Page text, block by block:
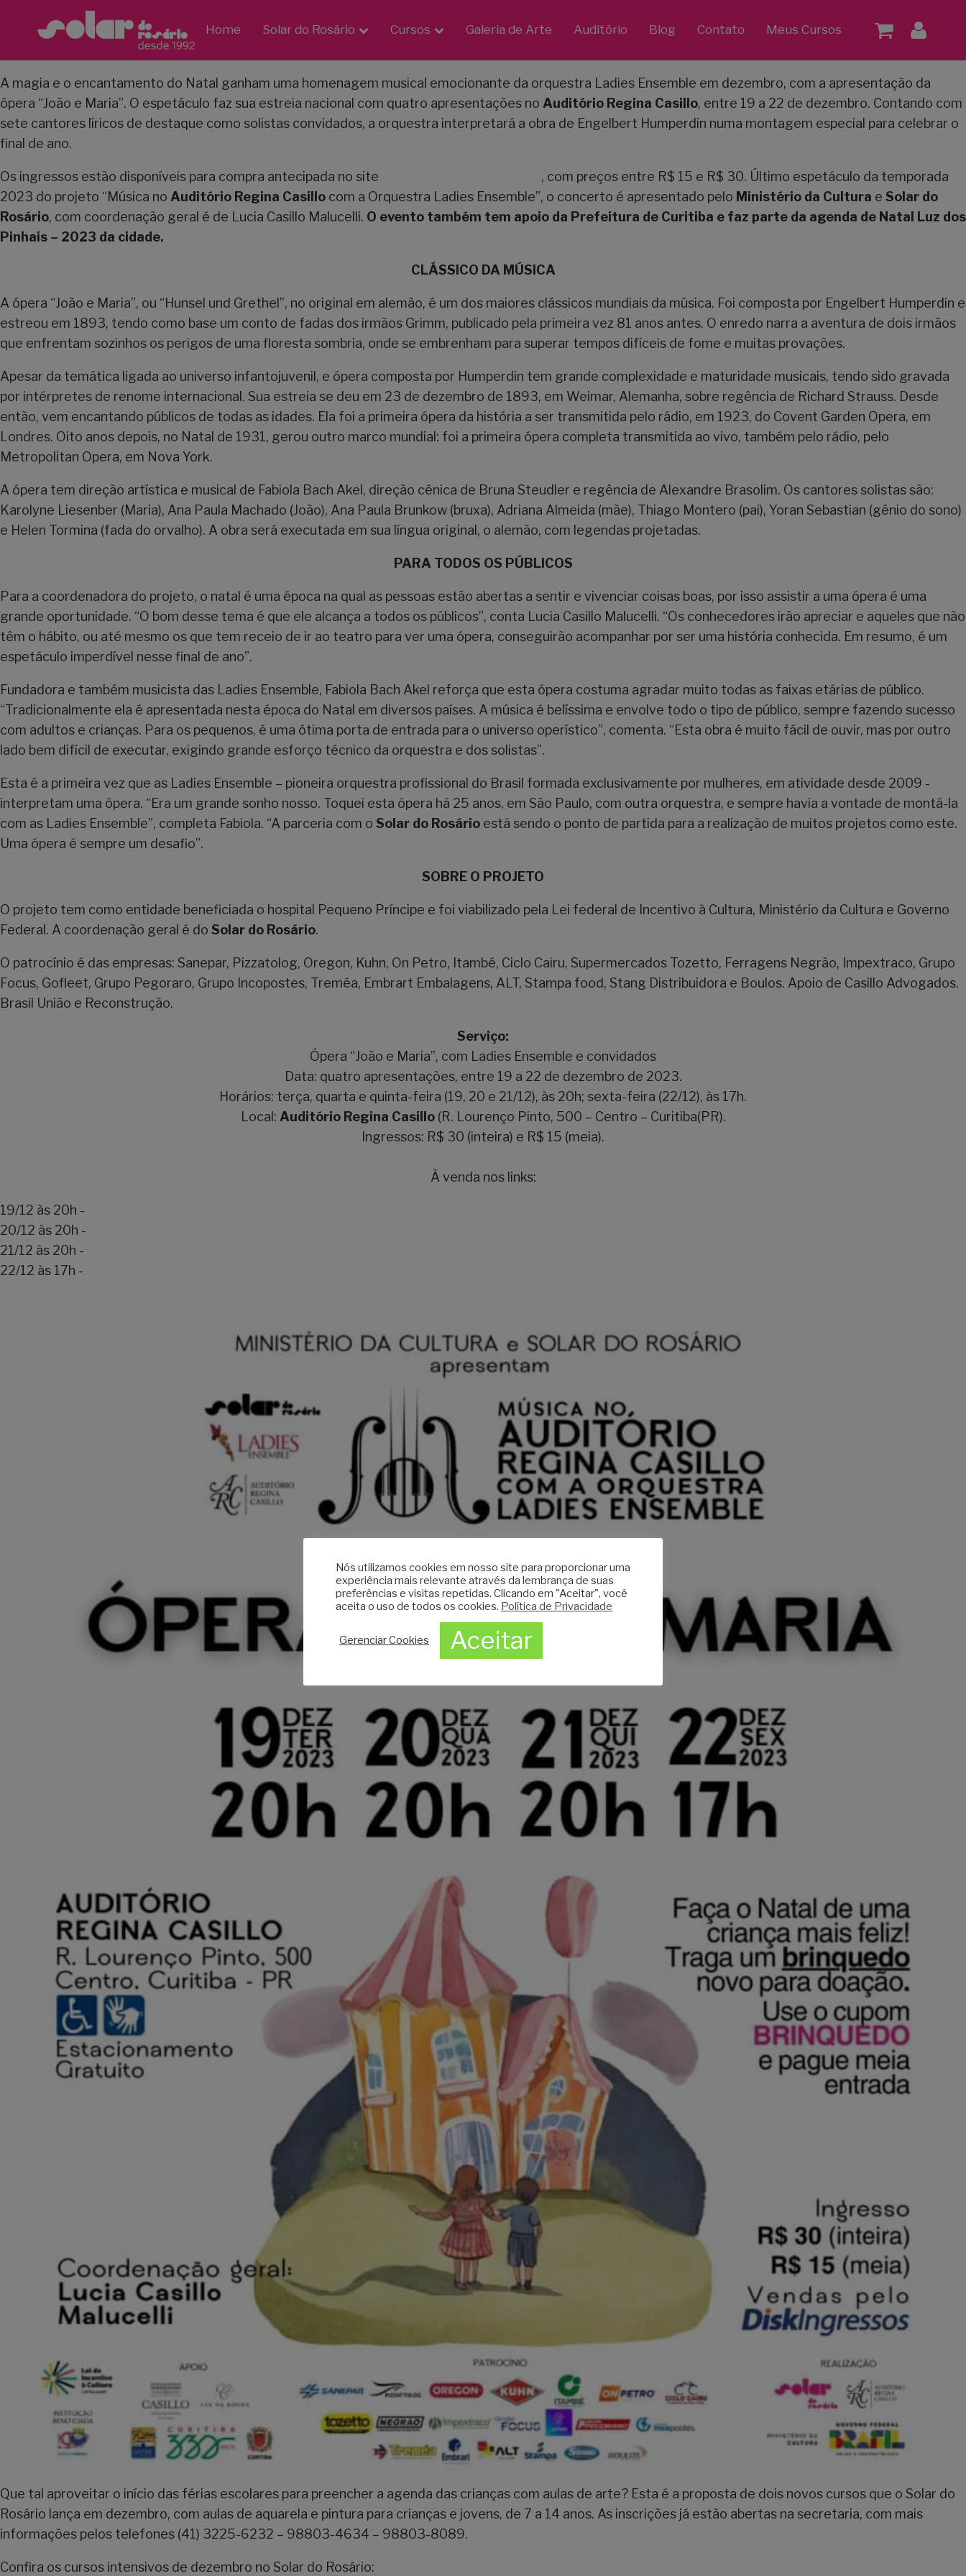
Home Solar do Rosário Cursos Galeria de Arte Auditório Blog Contato Meus Cursos
A magia e o encantamento do Natal ganham uma homenagem musical emocionante da orquestra Ladies Ensemble em dezembro, com a apresentação da
ópera “João e Maria”. O espetáculo faz sua estreia nacional com quatro apresentações no Auditório Regina Casillo, entre 19 a 22 de dezembro. Contando com
sete cantores líricos de destaque como solistas convidados, a orquestra interpretará a obra de Engelbert Humperdin numa montagem especial para celebrar o
final de ano.
Os ingressos estão disponíveis para compra antecipada no site
, com preços entre R$ 15 e R$ 30. Último espetáculo da temporada
2023 do projeto “Música no Auditório Regina Casillo com a Orquestra Ladies Ensemble”, o concerto é apresentado pelo Ministério da Cultura e Solar do
Rosário, com coordenação geral é de Lucia Casillo Malucelli. O evento também tem apoio da Prefeitura de Curitiba e faz parte da agenda de Natal Luz dos
Pinhais – 2023 da cidade.
CLÁSSICO DA MÚSICA
A ópera “João e Maria”, ou “Hunsel und Grethel”, no original em alemão, é um dos maiores clássicos mundiais da música. Foi composta por Engelbert Humperdin e
estreou em 1893, tendo como base um conto de fadas dos irmãos Grimm, publicado pela primeira vez 81 anos antes. O enredo narra a aventura de dois irmãos
que enfrentam sozinhos os perigos de uma floresta sombria, onde se embrenham para superar tempos difíceis de fome e muitas provações.
Apesar da temática ligada ao universo infantojuvenil, e ópera composta por Humperdin tem grande complexidade e maturidade musicais, tendo sido gravada
por intérpretes de renome internacional. Sua estreia se deu em 23 de dezembro de 1893, em Weimar, Alemanha, sobre regência de Richard Strauss. Desde
então, vem encantando públicos de todas as idades. Ela foi a primeira ópera da história a ser transmitida pelo rádio, em 1923, do Covent Garden Opera, em
Londres. Oito anos depois, no Natal de 1931, gerou outro marco mundial: foi a primeira ópera completa transmitida ao vivo, também pelo rádio, pelo
Metropolitan Opera, em Nova York.
A ópera tem direção artística e musical de Fabiola Bach Akel, direção cênica de Bruna Steudler e regência de Alexandre Brasolim. Os cantores solistas são:
Karolyne Liesenber (Maria), Ana Paula Machado (João), Ana Paula Brunkow (bruxa), Adriana Almeida (mãe), Thiago Montero (pai), Yoran Sebastian (gênio do sono)
e Helen Tormina (fada do orvalho). A obra será executada em sua língua original, o alemão, com legendas projetadas.
PARA TODOS OS PÚBLICOS
Para a coordenadora do projeto, o natal é uma época na qual as pessoas estão abertas a sentir e vivenciar coisas boas, por isso assistir a uma ópera é uma
grande oportunidade. “O bom desse tema é que ele alcança a todos os públicos”, conta Lucia Casillo Malucelli. “Os conhecedores irão apreciar e aqueles que não
têm o hábito, ou até mesmo os que tem receio de ir ao teatro para ver uma ópera, conseguirão acompanhar por ser uma história conhecida. Em resumo, é um
espetáculo imperdível nesse final de ano”.
Fundadora e também musicista das Ladies Ensemble, Fabiola Bach Akel reforça que esta ópera costuma agradar muito todas as faixas etárias de público.
“Tradicionalmente ela é apresentada nesta época do Natal em diversos países. A música é belíssima e envolve todo o tipo de público, sempre fazendo sucesso
com adultos e crianças. Para os pequenos, é uma ótima porta de entrada para o universo operístico”, comenta. “Esta obra é muito fácil de ouvir, mas por outro
lado bem difícil de executar, exigindo grande esforço técnico da orquestra e dos solistas”.
Esta é a primeira vez que as Ladies Ensemble – pioneira orquestra profissional do Brasil formada exclusivamente por mulheres, em atividade desde 2009 -
interpretam uma ópera. “Era um grande sonho nosso. Toquei esta ópera há 25 anos, em São Paulo, com outra orquestra, e sempre havia a vontade de montá-la
com as Ladies Ensemble”, completa Fabiola. “A parceria com o Solar do Rosário está sendo o ponto de partida para a realização de muitos projetos como este.
Uma ópera é sempre um desafio”.
SOBRE O PROJETO
O projeto tem como entidade beneficiada o hospital Pequeno Príncipe e foi viabilizado pela Lei federal de Incentivo à Cultura, Ministério da Cultura e Governo
Federal. A coordenação geral é do Solar do Rosário.
O patrocínio é das empresas: Sanepar, Pizzatolog, Oregon, Kuhn, On Petro, Itambé, Ciclo Cairu, Supermercados Tozetto, Ferragens Negrão, Impextraco, Grupo
Focus, Gofleet, Grupo Pegoraro, Grupo Incopostes, Treméa, Embrart Embalagens, ALT, Stampa food, Stang Distribuidora e Boulos. Apoio de Casillo Advogados.
Brasil União e Reconstrução.
Serviço:
Ópera “João e Maria”, com Ladies Ensemble e convidados
Data: quatro apresentações, entre 19 a 22 de dezembro de 2023.
Horários: terça, quarta e quinta-feira (19, 20 e 21/12), às 20h; sexta-feira (22/12), às 17h.
Local: Auditório Regina Casillo(R. Lourenço Pinto, 500 – Centro – Curitiba(PR).
Ingressos: R$ 30 (inteira) e R$ 15 (meia).
À venda nos links:
19/12 às 20h -
20/12 às 20h -
21/12 às 20h -
22/12 às 17h -
Que tal aproveitar o início das férias escolares para preencher a agenda das crianças com aulas de arte? Esta é a proposta de dois novos cursos que o Solar do
Rosário lança em dezembro, com aulas de aquarela e pintura para crianças e jovens, de 7 a 14 anos. As inscrições já estão abertas na secretaria, com mais
informações pelos telefones (41) 3225-6232 – 98803-4634 – 98803-8089.
Confira os cursos intensivos de dezembro no Solar do Rosário:
Nós utilizamos cookies em nosso site para proporcionar uma
experiência mais relevante através da lembrança de suas
preferências e visitas repetidas. Clicando em "Aceitar", você
aceita o uso de todos os cookies. Política de Privacidade
Gerenciar Cookies Aceitar